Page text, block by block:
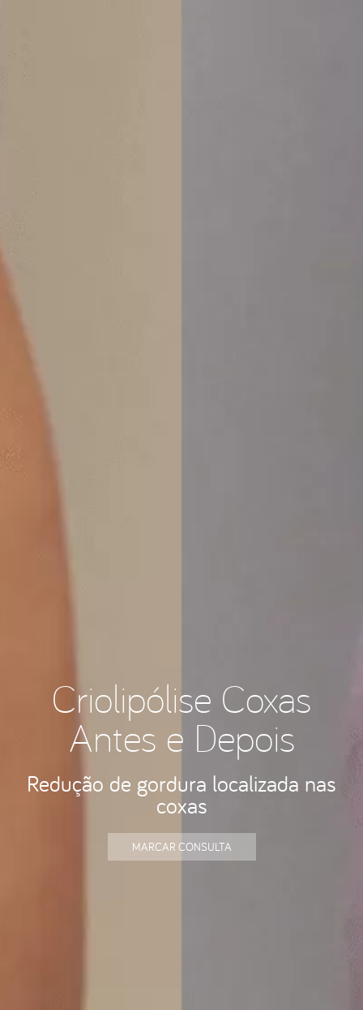
Criolipólise Coxas
Antes e Depois
Redução de gordura localizada nas
coxas
MARCAR CONSULTA